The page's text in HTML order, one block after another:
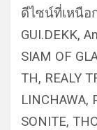
ดีไซน์ที่เหนือ
GUI.DEKK,
SIAM OF
TH, REALY
LINCHAWA,
SONITE,